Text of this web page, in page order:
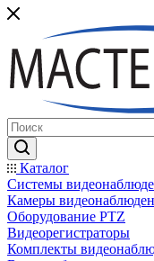
Каталог
Системы
Камеры
Оборудование PTZ
Видеорегистраторы
Комплекты